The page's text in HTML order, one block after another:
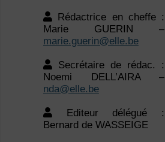
Rédactrice en cheffe :
Marie GUERIN –
marie.guerin@elle.be
Secrétaire de rédac. :
Noemi DELL’AIRA –
nda@elle.be
Editeur délégué :
Bernard de WASSEIGE